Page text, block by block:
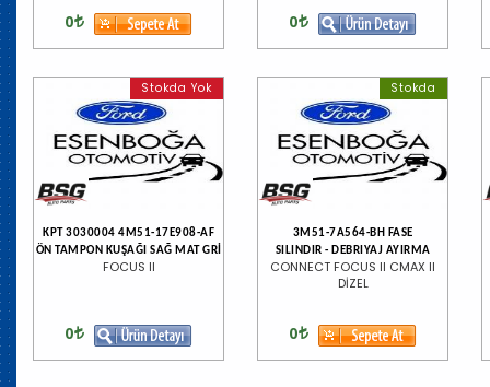
0 0
Stokda Yok
KPT 3030004 4M51-17E908-AF
ÖN TAMPON KUŞAĞI SAĞ MAT GRİ
FOCUS II
0
Stokda
3M51-7A564-BH FASE
SILINDIR - DEBRIYAJ AYIRMA
CONNECT FOCUS II CMAX II
DİZEL
0